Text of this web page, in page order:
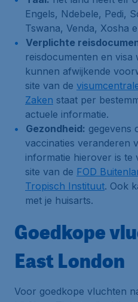
Engels, Ndebele, Pedi,
Tswana, Venda, Xosha
Verplichte
reisdocumenten en visa
kunnen afwijkende
site van de
Zaken staat per
actuele informatie.
Gezondheid: gegevens
vaccinaties veranderen
informatie hierover is te
site van de FOD
Tropisch Instituut. Ook
met je huisarts.
Goedkope
East London
Voor goedkope vluchten